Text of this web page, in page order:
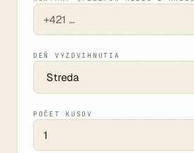
DEŇ VYZDVIHNUTIA
POČET KUSOV